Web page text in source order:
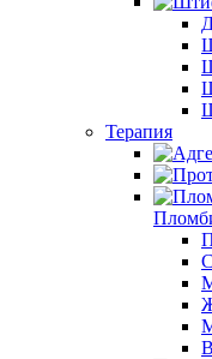
Терапия